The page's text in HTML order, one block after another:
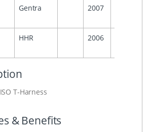
Gentra 2007
HHR 2006
T-Harness
& Benefits